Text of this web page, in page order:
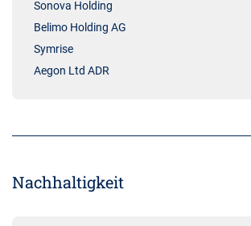
Sonova Holding
Belimo Holding AG
Symrise
Aegon Ltd ADR
Nachhaltigkeit